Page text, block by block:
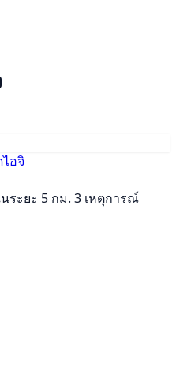
อจิ
ระยะ 5 กม. 3 เหตุการณ์